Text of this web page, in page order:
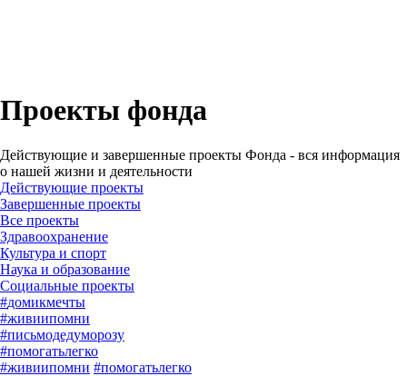
Проекты фонда
Действующие и завершенные проекты Фонда - вся информация
о нашей жизни и деятельности
Действующие проекты
Завершенные проекты
Все проекты
Здравоохранение
Культура и спорт
Наука и образование
Социальные проекты
#домикмечты
#живиипомни
#письмодедуморозу
#помогатьлегко
#живиипомни #помогатьлегко